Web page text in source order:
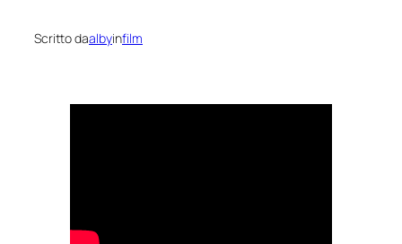
Scritto daalbyinfilm